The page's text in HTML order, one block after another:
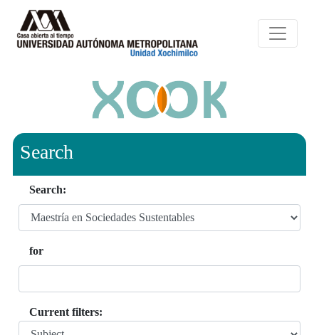
Search
Search:
for
Current filters: